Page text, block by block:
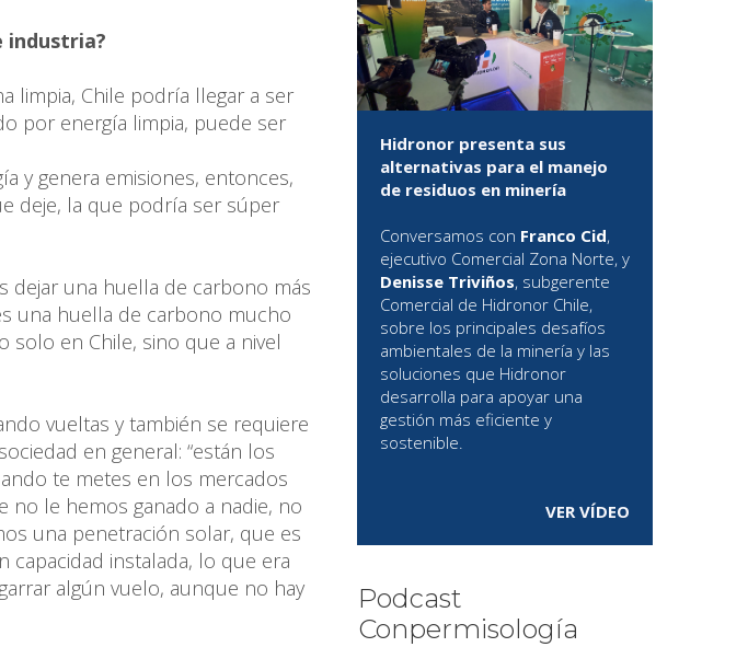
industria?
limpia, Chile podría llegar a ser
por energía limpia, puede ser
y genera emisiones, entonces,
deje, la que podría ser súper
dejar una huella de carbono más
una huella de carbono mucho
en Chile, sino que a nivel
vueltas y también se requiere
en general: “están los
te metes en los mercados
le hemos ganado a nadie, no
una penetración solar, que es
capacidad instalada, lo que era
algún vuelo, aunque no hay
Hidronor presenta sus
alternativas para el manejo
de residuos en minería
Conversamos con Franco Cid,
ejecutivo Comercial Zona Norte, y
Denisse Triviños, subgerente
Comercial de Hidronor Chile,
sobre los principales desafíos
ambientales de la minería y las
soluciones que Hidronor
desarrolla para apoyar una
gestión más eficiente y
sostenible.
VER VÍDEO
Podcast
Conpermisología